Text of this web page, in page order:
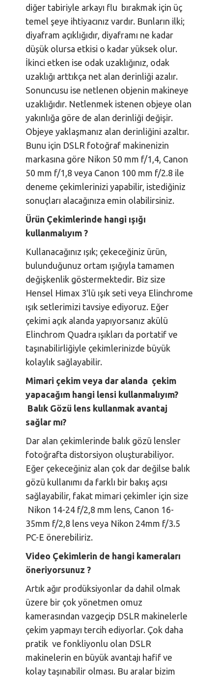
diğer tabiriyle arkayı flu bırakmak için üç
temel şeye ihtiyacınız vardır. Bunların ilki;
diyafram açıklığıdır, diyaframı ne kadar
düşük olursa etkisi o kadar yüksek olur.
İkinci etken ise odak uzaklığınız, odak
uzaklığı arttıkça net alan derinliği azalır.
Sonuncusu ise netlenen objenin makineye
uzaklığıdır. Netlenmek istenen objeye olan
yakınlığa göre de alan derinliği değişir.
Objeye yaklaşmanız alan derinliğini azaltır.
Bunu için DSLR fotoğraf makinenizin
markasına göre Nikon 50 mm f/1,4, Canon
50 mm f/1,8 veya Canon 100 mm f/2.8 ile
deneme çekimlerinizi yapabilir, istediğiniz
sonuçları alacağınıza emin olabilirsiniz.
Ürün Çekimlerinde hangi ışığı
kullanmalıyım ?
Kullanacağınız ışık; çekeceğiniz ürün,
bulunduğunuz ortam ışığıyla tamamen
değişkenlik göstermektedir. Biz size
Hensel Himax 3'lü ışık seti veya Elinchrome
ışık setlerimizi tavsiye ediyoruz. Eğer
çekimi açık alanda yapıyorsanız akülü
Elinchrom Quadra ışıkları da portatif ve
taşınabilirliğiyle çekimlerinizde büyük
kolaylık sağlayabilir.
Mimari çekim veya dar alanda çekim
yapacağım hangi lensi kullanmalıyım?
Balık Gözü lens kullanmak avantaj
sağlar mı?
Dar alan çekimlerinde balık gözü lensler
fotoğrafta distorsiyon oluşturabiliyor.
Eğer çekeceğiniz alan çok dar değilse balık
gözü kullanımı da farklı bir bakış açısı
sağlayabilir, fakat mimari çekimler için size
Nikon 14-24 f/2,8 mm lens, Canon 16-
35mm f/2,8 lens veya Nikon 24mm f/3.5
PC-E önerebiliriz.
Video Çekimlerin de hangi kameraları
öneriyorsunuz ?
Artık ağır prodüksiyonlar da dahil olmak
üzere bir çok yönetmen omuz
kamerasından vazgeçip DSLR makinelerle
çekim yapmayı tercih ediyorlar. Çok daha
pratik ve fonkliyonlu olan DSLR
makinelerin en büyük avantajı hafif ve
kolay taşınabilir olması. Bu aralar bizim